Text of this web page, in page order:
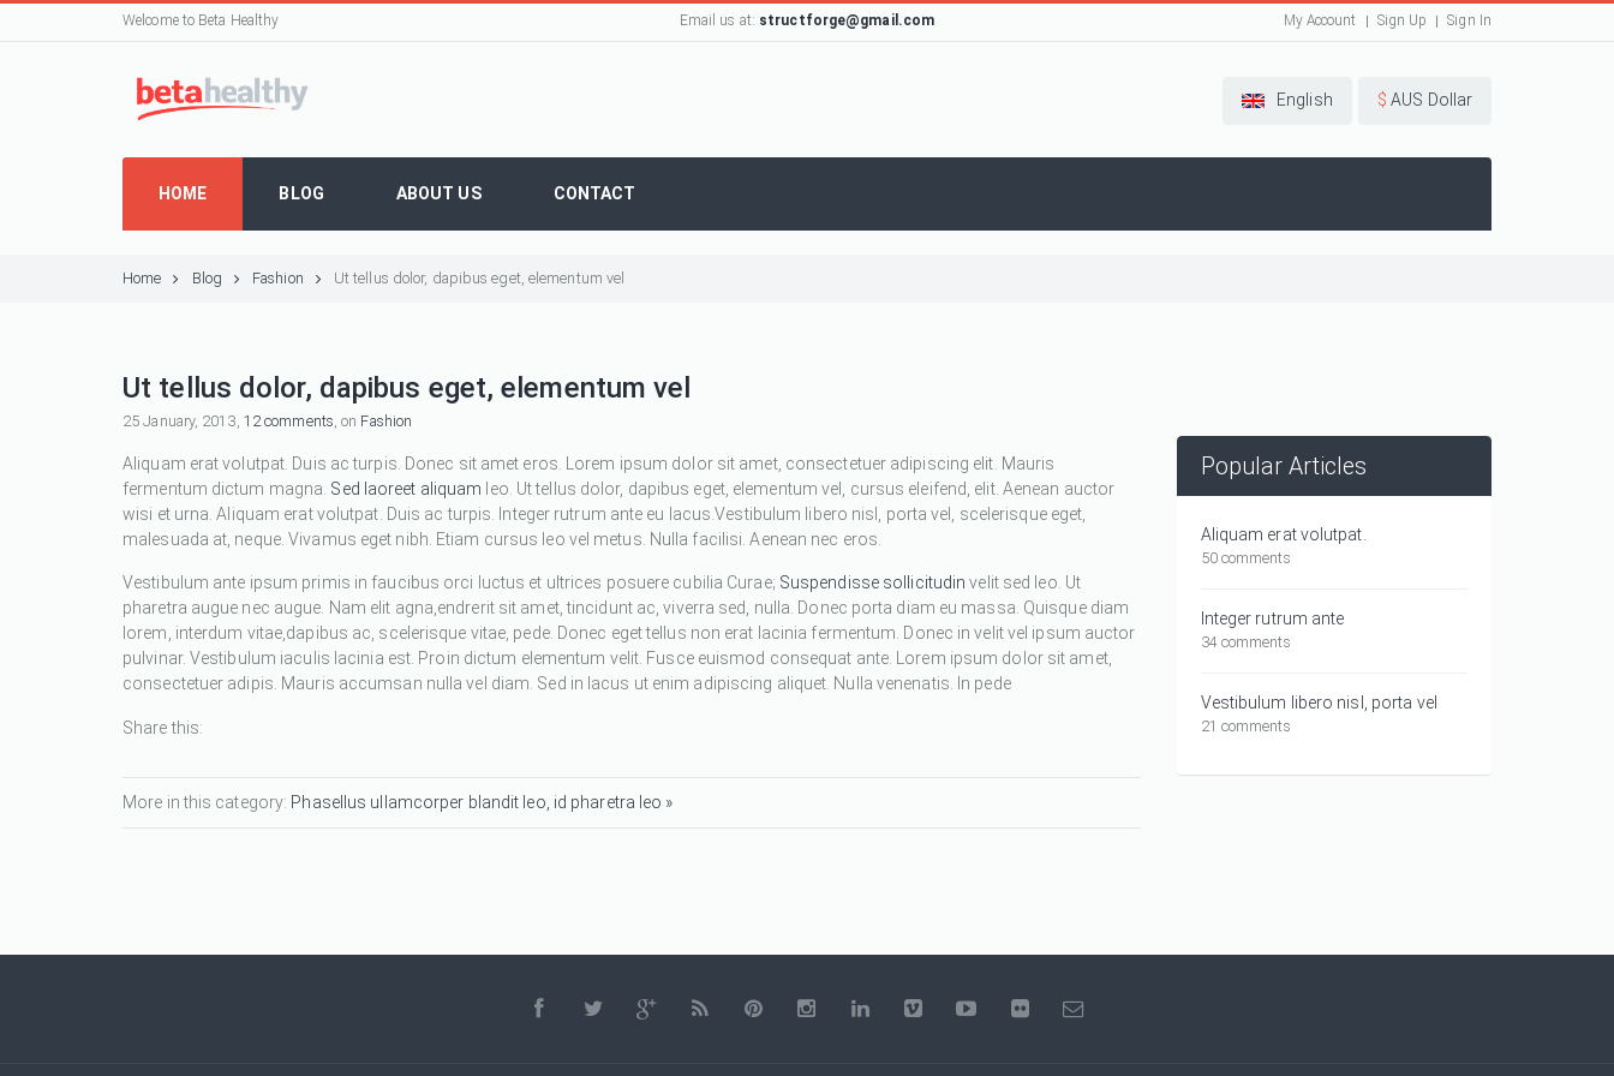
Welcome to Beta Healthy Email us at: structforge@gmail.com My Account Sign Up Sign In
English $ AUS Dollar
HOME BLOG ABOUT US CONTACT
Home Blog Fashion Ut tellus dolor, dapibus eget, elementum vel
Ut tellus dolor, dapibus eget, elementum vel
25 January, 2013, 12 comments, on Fashion
Aliquam erat volutpat. Duis ac turpis. Donec sit amet eros. Lorem ipsum dolor sit amet, consectetuer adipiscing elit. Mauris
fermentum dictum magna. Sed laoreet aliquam leo. Ut tellus dolor, dapibus eget, elementum vel, cursus eleifend, elit. Aenean auctor
wisi et urna. Aliquam erat volutpat. Duis ac turpis. Integer rutrum ante eu lacus.Vestibulum libero nisl, porta vel, scelerisque eget,
malesuada at, neque. Vivamus eget nibh. Etiam cursus leo vel metus. Nulla facilisi. Aenean nec eros.
Vestibulum ante ipsum primis in faucibus orci luctus et ultrices posuere cubilia Curae; Suspendisse sollicitudin velit sed leo. Ut
pharetra augue nec augue. Nam elit agna,endrerit sit amet, tincidunt ac, viverra sed, nulla. Donec porta diam eu massa. Quisque diam
lorem, interdum vitae,dapibus ac, scelerisque vitae, pede. Donec eget tellus non erat lacinia fermentum. Donec in velit vel ipsum auctor
pulvinar. Vestibulum iaculis lacinia est. Proin dictum elementum velit. Fusce euismod consequat ante. Lorem ipsum dolor sit amet,
consectetuer adipis. Mauris accumsan nulla vel diam. Sed in lacus ut enim adipiscing aliquet. Nulla venenatis. In pede
Share this:
More in this category: Phasellus ullamcorper blandit leo, id pharetra leo »
Popular Articles
Aliquam erat volutpat.
50 comments
Integer rutrum ante
34 comments
Vestibulum libero nisl, porta vel
21 comments